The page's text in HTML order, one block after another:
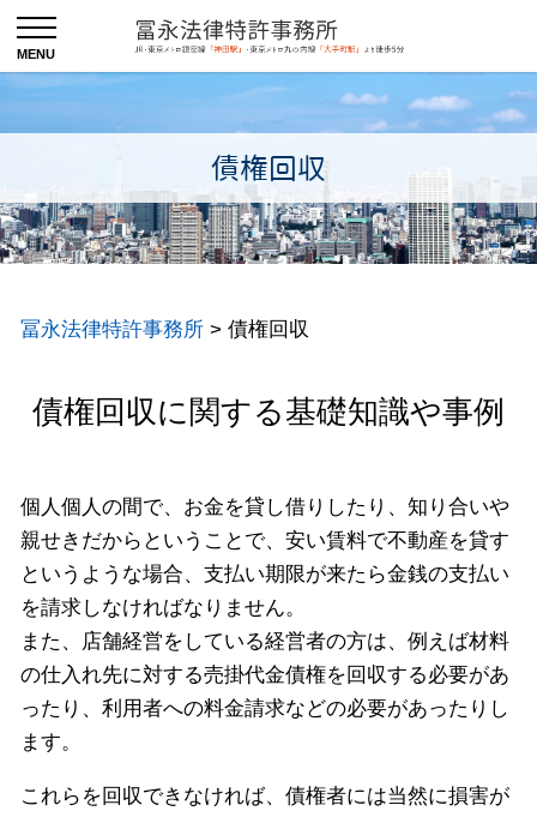
債権回収
冨永法律特許事務所 > 債権回収
債権回収に関する基礎知識や事例
個人個人の間で、お金を貸し借りしたり、知り合いや
親せきだからということで、安い賃料で不動産を貸す
というような場合、支払い期限が来たら金銭の支払い
を請求しなければなりません。
また、店舗経営をしている経営者の方は、例えば材料
の仕入れ先に対する売掛代金債権を回収する必要があ
ったり、利用者への料金請求などの必要があったりし
ます。
これらを回収できなければ、債権者には当然に損害が